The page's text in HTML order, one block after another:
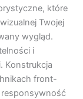
które
Twojej
wygląd.
i
Konstrukcja
front-
responsywność